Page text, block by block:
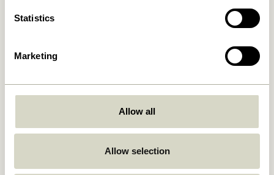
Statistics
Marketing
Allow all
Allow selection
Grip Agrafe Noir
34,00kr.
Beak Agrafes Laiton (set de
8)
329,00